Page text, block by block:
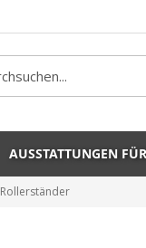
AUSSTATTUNGEN
Rollerständer